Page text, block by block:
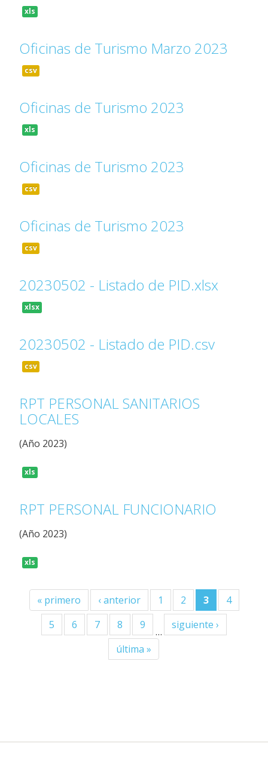
xls
Oficinas de Turismo Marzo 2023
csv
Oficinas de Turismo 2023
xls
Oficinas de Turismo 2023
csv
Oficinas de Turismo 2023
csv
20230502 - Listado de PID.xlsx
xlsx
20230502 - Listado de PID.csv
csv
RPT PERSONAL SANITARIOS
LOCALES
(Año 2023)
xls
RPT PERSONAL FUNCIONARIO
(Año 2023)
xls
« primero ‹ anterior 1 2 3
4
5
6 7 8 9
…
siguiente ›
última »